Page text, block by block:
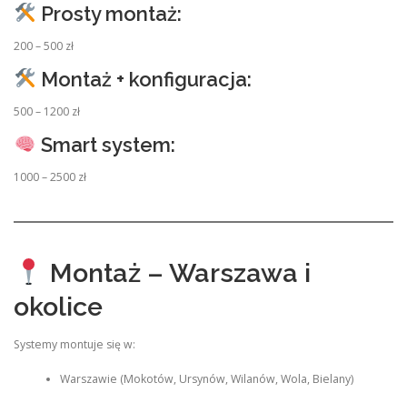
Prosty montaż:
200 – 500 zł
Montaż + konfiguracja:
500 – 1200 zł
Smart system:
1000 – 2500 zł
Montaż – Warszawa i
okolice
Systemy montuje się w:
Warszawie (Mokotów, Ursynów, Wilanów, Wola, Bielany)